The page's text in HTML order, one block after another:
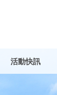
活動快訊